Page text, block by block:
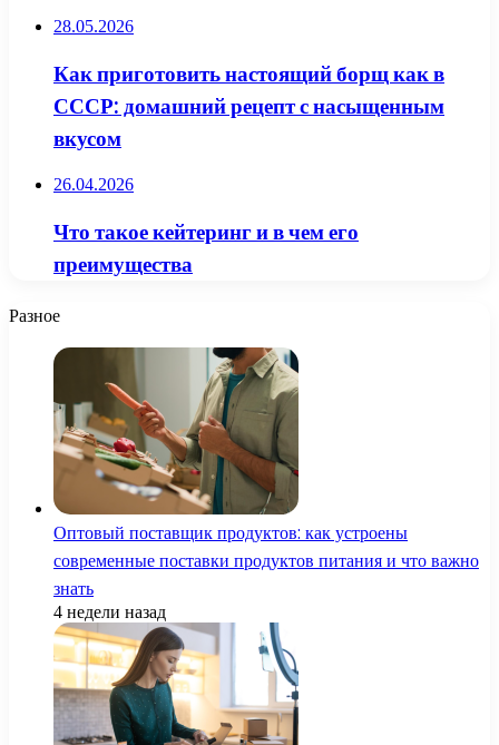
28.05.2026
Как приготовить настоящий борщ как в
СССР: домашний рецепт с насыщенным
вкусом
26.04.2026
Что такое кейтеринг и в чем его
преимущества
Разное
Оптовый поставщик продуктов: как устроены
современные поставки продуктов питания и что важно
знать
4 недели назад